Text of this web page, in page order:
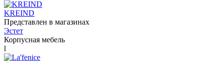
KREIND
Представлен в магазинах
Эстет
Корпусная мебель
l